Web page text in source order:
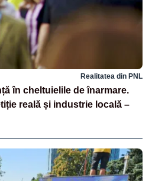
Realitatea din PNL
în cheltuielile de înarmare.
reală și industrie locală –